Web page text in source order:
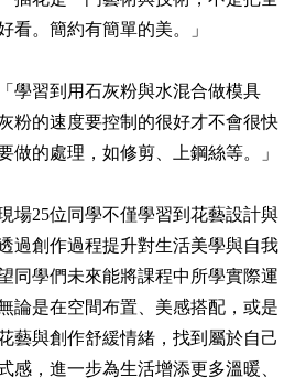
看。簡約有簡單的美。」
學習到用石灰粉與水混合做模具
粉的速度要控制的很好才不會很快
做的處理，如修剪、上鋼絲等。」
場25位同學不僅學習到花藝設計與
過創作過程提升對生活美學與自我
同學們未來能將課程中所學實際運
論是在空間布置、美感搭配，或是
藝與創作舒緩情緒，找到屬於自己
感，進一步為生活增添更多溫暖、